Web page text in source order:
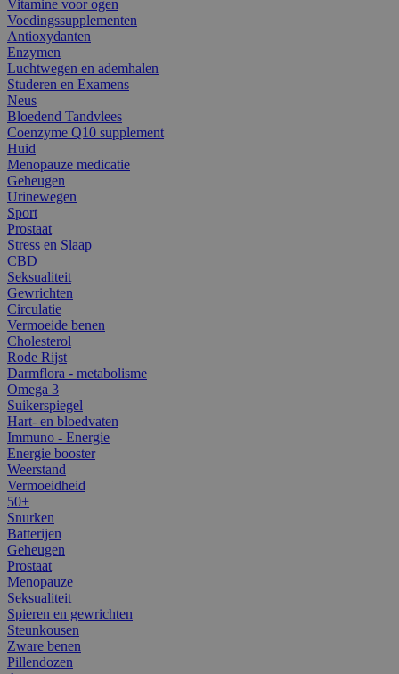
Vitamine voor ogen
Voedingssupplementen
Antioxydanten
Enzymen
Luchtwegen en ademhalen
Studeren en Examens
Neus
Bloedend Tandvlees
Coenzyme Q10 supplement
Huid
Menopauze medicatie
Geheugen
Urinewegen
Sport
Prostaat
Stress en Slaap
CBD
Seksualiteit
Gewrichten
Circulatie
Vermoeide benen
Cholesterol
Rode Rijst
Darmflora - metabolisme
Omega 3
Suikerspiegel
Hart- en bloedvaten
Immuno - Energie
Energie booster
Weerstand
Vermoeidheid
50+
Snurken
Batterijen
Geheugen
Prostaat
Menopauze
Seksualiteit
Spieren en gewrichten
Steunkousen
Zware benen
Pillendozen